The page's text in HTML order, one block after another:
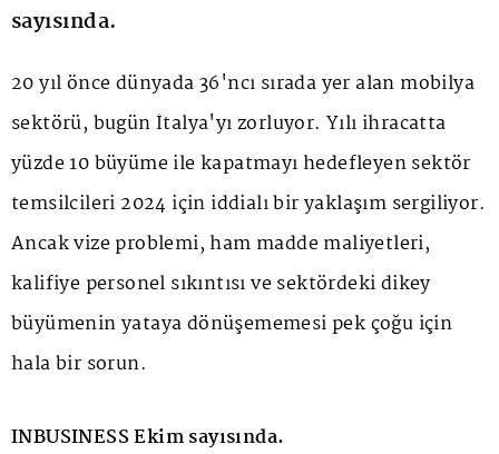
sayısında.
20 yıl önce dünyada 36'ncı sırada yer alan mobilya
sektörü, bugün İtalya'yı zorluyor. Yılı ihracatta
yüzde 10 büyüme ile kapatmayı hedefleyen sektör
temsilcileri 2024 için iddialı bir yaklaşım sergiliyor.
Ancak vize problemi, ham madde maliyetleri,
kalifiye personel sıkıntısı ve sektördeki dikey
büyümenin yataya dönüşememesi pek çoğu için
hala bir sorun.
INBUSINESS Ekim sayısında.